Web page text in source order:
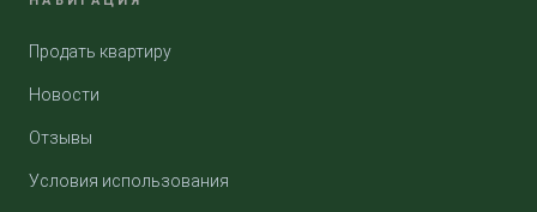
Продать квартиру
Новости
Отзывы
Условия использования